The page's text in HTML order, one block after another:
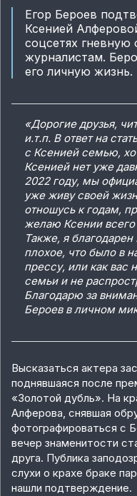
Егор Бероев
Ксенией
соцсетях
журналистам.
его личную жизнь.
«Дорогие друзья,
и.т.п. В ответ на
с Ксенией семью,
Ксенией нет уже
2022 году, мы
уже живу своей
отношусь к годам,
желаю Ксении
Также, я
плохое, что было в
прессу, или как вас
семьи и не
Благодарю за
Бероев в личном
Высказаться актера
поднявшаяся после
«Золотой дубль». На
Алферова, снявшая
фотографироваться с
вечер знаменитости
друга. Публика
слухи о крахе браке
нашли подтверждение.